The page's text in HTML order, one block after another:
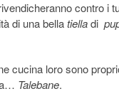
contro i
di una bellatielladi
cucina loro sono
Talebane.